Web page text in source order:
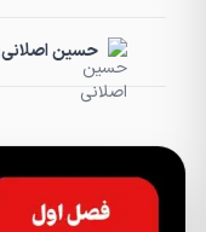
حسین اصلانی